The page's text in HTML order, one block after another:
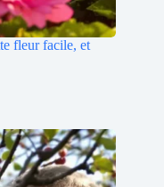
fleur facile, et